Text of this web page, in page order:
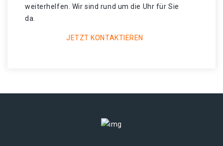
weiterhelfen. Wir sind rund um die Uhr für Sie
da.
JETZT KONTAKTIEREN